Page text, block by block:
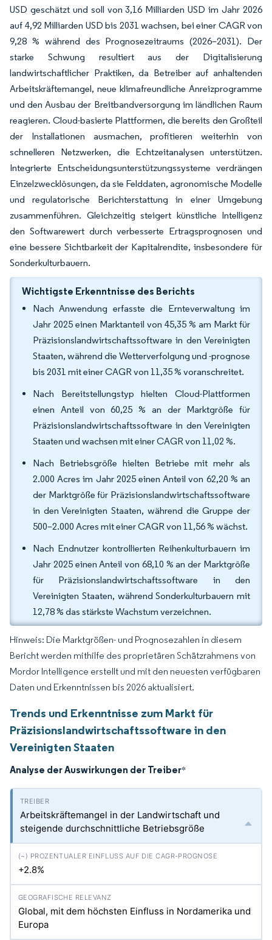
USD geschätzt und soll von 3,16 Milliarden USD im Jahr 2026
auf 4,92 Milliarden USD bis 2031 wachsen, bei einer CAGR von
9,28 % während des Prognosezeitraums (2026–2031). Der
starke Schwung resultiert aus der Digitalisierung
landwirtschaftlicher Praktiken, da Betreiber auf anhaltenden
Arbeitskräftemangel, neue klimafreundliche Anreizprogramme
und den Ausbau der Breitbandversorgung im ländlichen Raum
reagieren. Cloud-basierte Plattformen, die bereits den Großteil
der Installationen ausmachen, profitieren weiterhin von
schnelleren Netzwerken, die Echtzeitanalysen unterstützen.
Integrierte Entscheidungsunterstützungssysteme verdrängen
Einzelzwecklösungen, da sie Felddaten, agronomische Modelle
und regulatorische Berichterstattung in einer Umgebung
zusammenführen. Gleichzeitig steigert künstliche Intelligenz
den Softwarewert durch verbesserte Ertragsprognosen und
eine bessere Sichtbarkeit der Kapitalrendite, insbesondere für
Sonderkulturbauern.
Wichtigste Erkenntnisse des Berichts
Nach Anwendung erfasste die Ernteverwaltung im
Jahr 2025 einen Marktanteil von 45,35 % am Markt für
Präzisionslandwirtschaftssoftware in den Vereinigten
Staaten, während die Wetterverfolgung und -prognose
bis 2031 mit einer CAGR von 11,35 % voranschreitet.
Nach Bereitstellungstyp hielten Cloud-Plattformen
einen Anteil von 60,25 % an der Marktgröße für
Präzisionslandwirtschaftssoftware in den Vereinigten
Staaten und wachsen mit einer CAGR von 11,02 %.
Nach Betriebsgröße hielten Betriebe mit mehr als
2.000 Acres im Jahr 2025 einen Anteil von 62,20 % an
der Marktgröße für Präzisionslandwirtschaftssoftware
in den Vereinigten Staaten, während die Gruppe der
500–2.000 Acres mit einer CAGR von 11,56 % wächst.
Nach Endnutzer kontrollierten Reihenkulturbauern im
Jahr 2025 einen Anteil von 68,10 % an der Marktgröße
für Präzisionslandwirtschaftssoftware in den
Vereinigten Staaten, während Sonderkulturbauern mit
12,78 % das stärkste Wachstum verzeichnen.
Hinweis: Die Marktgrößen- und Prognosezahlen in diesem
Bericht werden mithilfe des proprietären Schätzrahmens von
Mordor Intelligence erstellt und mit den neuesten verfügbaren
Daten und Erkenntnissen bis 2026 aktualisiert.
Trends und Erkenntnisse zum Markt für
Präzisionslandwirtschaftssoftware in den
Vereinigten Staaten
Analyse der Auswirkungen der Treiber*
Arbeitskräftemangel in der Landwirtschaft und
steigende durchschnittliche Betriebsgröße
+2.8%
Global, mit dem höchsten Einfluss in Nordamerika und
Europa